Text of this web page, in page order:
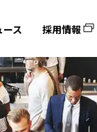
ース 採用情報